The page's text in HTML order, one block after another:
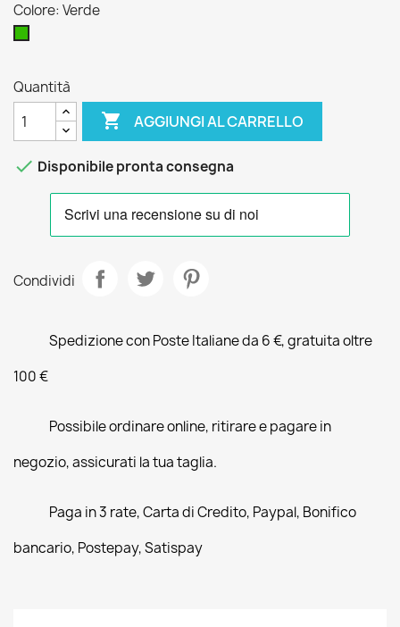
Colore: Verde
Quantità
 AGGIUNGI AL CARRELLO
 Disponibile pronta consegna
Condividi
Spedizione con Poste Italiane da 6 €, gratuita oltre
100 €
Possibile ordinare online, ritirare e pagare in
negozio, assicurati la tua taglia.
Paga in 3 rate, Carta di Credito, Paypal, Bonifico
bancario, Postepay, Satispay